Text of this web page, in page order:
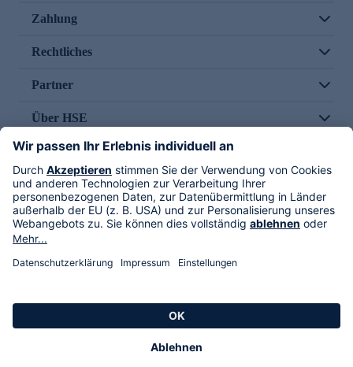
Zahlung
Rechtliches
Partner
Über HSE
Im TV
HSE International